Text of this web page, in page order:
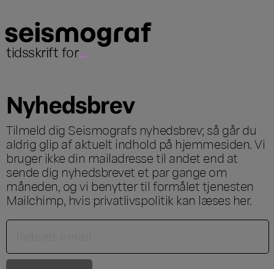
tidsskrift for...
Nyhedsbrev
Tilmeld dig Seismografs nyhedsbrev; så går du
aldrig glip af aktuelt indhold på hjemmesiden. Vi
bruger ikke din mailadresse til andet end at
sende dig nyhedsbrevet et par gange om
måneden, og vi benytter til formålet tjenesten
Mailchimp, hvis privatlivspolitik kan læses her.